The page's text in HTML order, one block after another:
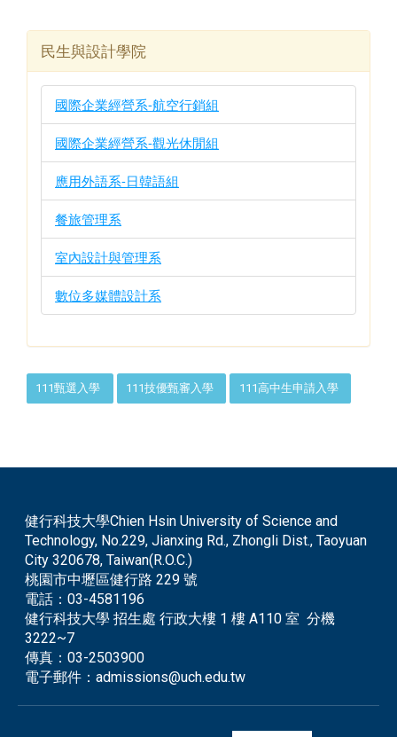
民生與設計學院
國際企業經營系-航空行銷組
國際企業經營系-觀光休閒組
應用外語系-日韓語組
餐旅管理系
室內設計與管理系
數位多媒體設計系
111甄選入學 111技優甄審入學 111高中生申請入學
健行科技大學Chien Hsin University of Science and
Technology, No.229, Jianxing Rd., Zhongli Dist., Taoyuan
City 320678, Taiwan(R.O.C.)
桃園市中壢區健行路 229 號
電話：03-4581196
健行科技大學 招生處 行政大樓 1 樓 A110 室 分機
3222~7
傳真：03-2503900
電子郵件：admissions@uch.edu.tw